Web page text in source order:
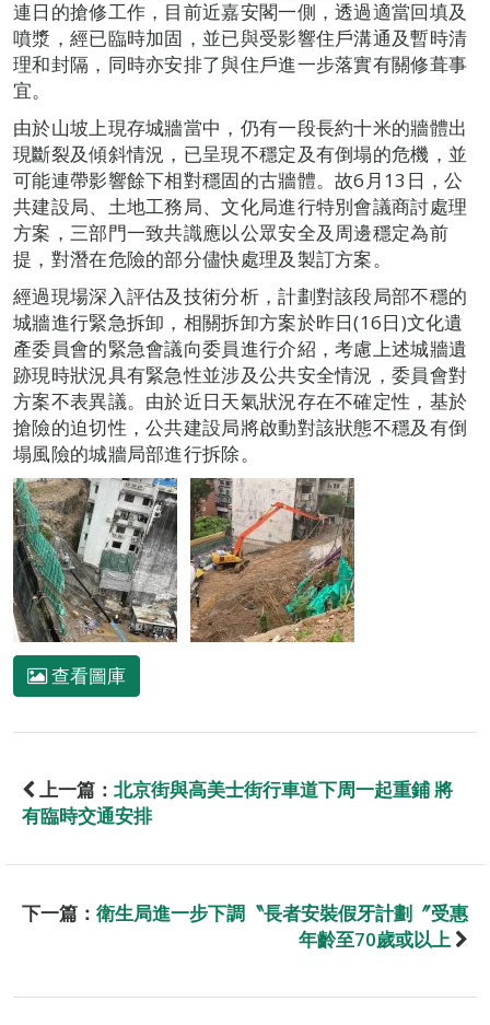
連日的搶修工作，目前近嘉安閣一側，透過適當回填及
噴漿，經已臨時加固，並已與受影響住戶溝通及暫時清
理和封隔，同時亦安排了與住戶進一步落實有關修葺事
宜。
由於山坡上現存城牆當中，仍有一段長約十米的牆體出
現斷裂及傾斜情況，已呈現不穩定及有倒塌的危機，並
可能連帶影響餘下相對穩固的古牆體。故6月13日，公
共建設局、土地工務局、文化局進行特別會議商討處理
方案，三部門一致共識應以公眾安全及周邊穩定為前
提，對潛在危險的部分儘快處理及製訂方案。
經過現場深入評估及技術分析，計劃對該段局部不穩的
城牆進行緊急拆卸，相關拆卸方案於昨日(16日)文化遺
產委員會的緊急會議向委員進行介紹，考慮上述城牆遺
跡現時狀況具有緊急性並涉及公共安全情況，委員會對
方案不表異議。由於近日天氣狀況存在不確定性，基於
搶險的迫切性，公共建設局將啟動對該狀態不穩及有倒
塌風險的城牆局部進行拆除。
查看圖庫
上一篇： 北京街與高美士街行車道下周一起重鋪 將
有臨時交通安排
下一篇： 衛生局進一步下調〝長者安裝假牙計劃〞受惠
年齡至70歲或以上